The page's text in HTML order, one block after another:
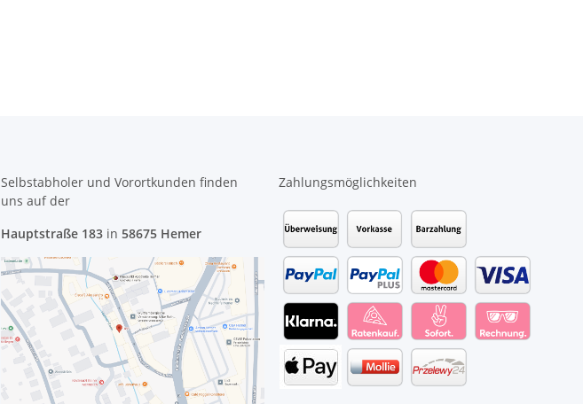
Selbstabholer und Vorortkunden finden
uns auf der
Hauptstraße 183 in 58675 Hemer
Zahlungsmöglichkeiten